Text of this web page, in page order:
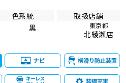
色系統
黒
取扱店舗
東京都
北綾瀬店